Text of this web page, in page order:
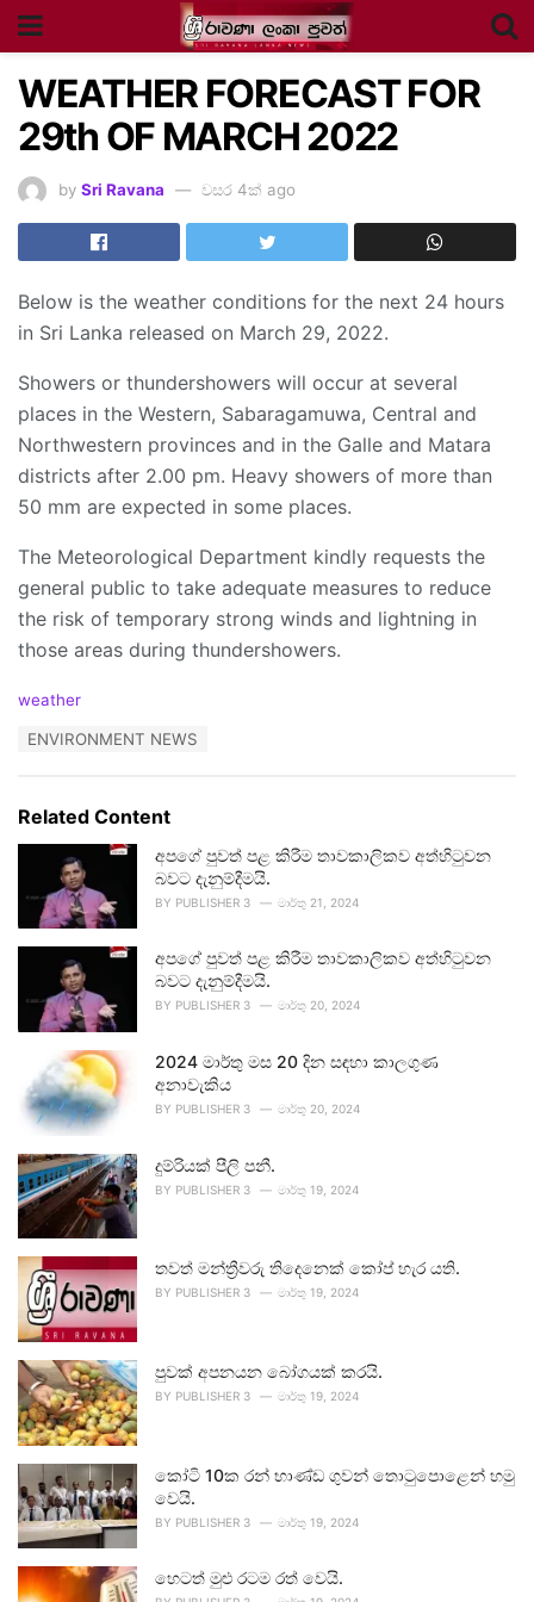
WEATHER FORECAST FOR
29th OF MARCH 2022
by Sri Ravana වසර 4ක් ago
Below is the weather conditions for the next 24 hours
in Sri Lanka released on March 29, 2022.
Showers or thundershowers will occur at several
places in the Western, Sabaragamuwa, Central and
Northwestern provinces and in the Galle and Matara
districts after 2.00 pm. Heavy showers of more than
50 mm are expected in some places.
The Meteorological Department kindly requests the
general public to take adequate measures to reduce
the risk of temporary strong winds and lightning in
those areas during thundershowers.
C
o
r
i
weather
:
ENVIRONMENT NEWS
Related Content
අපගේ පුවත් පළ කිරීම තාවකාලිකව අත්හිටුවන
බවට දැනුම්දීමයි.
BY PUBLISHER 3 මාර්තු 21, 2024
අපගේ පුවත් පළ කිරීම තාවකාලිකව අත්හිටුවන
බවට දැනුම්දීමයි.
BY PUBLISHER 3 මාර්තු 20, 2024
2024 මාර්තු මස 20 දින සඳහා කාලගුණ
අනාවැකිය
BY PUBLISHER 3 මාර්තු 20, 2024
දුම්රියක් පීලි පනී.
BY PUBLISHER 3 මාර්තු 19, 2024
තවත් මන්ත්‍රීවරු තිදෙනෙක් කෝප් හැර යති.
BY PUBLISHER 3 මාර්තු 19, 2024
පුවක් අපනයන බෝගයක් කරයි.
BY PUBLISHER 3 මාර්තු 19, 2024
කෝටි 10ක රන් භාණ්ඩ ගුවන් තොටුපොළෙන් හමු
වෙයි.
BY PUBLISHER 3 මාර්තු 19, 2024
හෙටත් මුළු රටම රත් වෙයි.